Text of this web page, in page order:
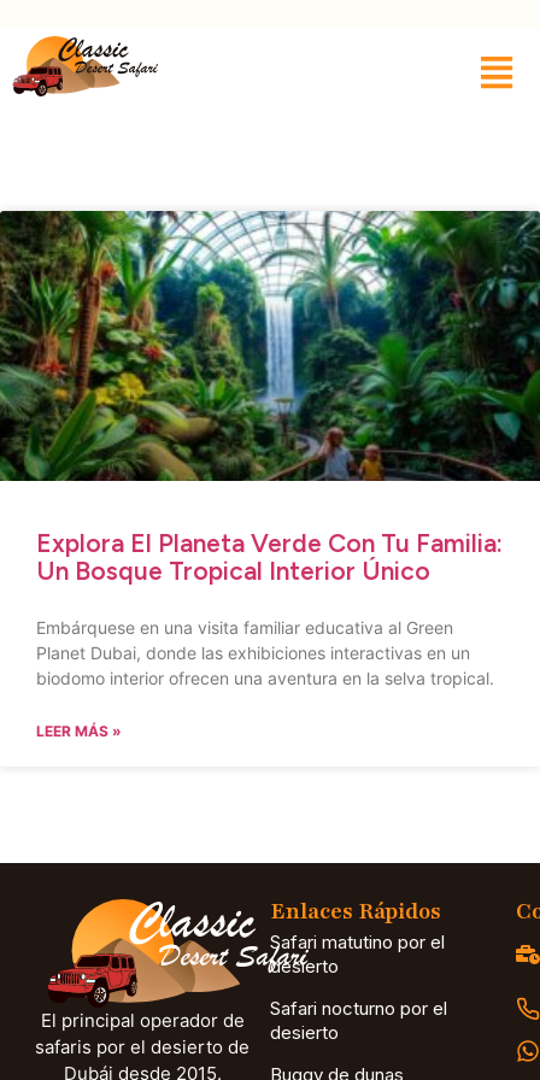
Explora El Planeta Verde Con Tu Familia:
Un Bosque Tropical Interior Único
Embárquese en una visita familiar educativa al Green
Planet Dubai, donde las exhibiciones interactivas en un
biodomo interior ofrecen una aventura en la selva tropical.
LEER MÁS »
El principal operador de
safaris por el desierto de
Dubái desde 2015.
Enlaces Rápidos
Safari matutino por el
desierto
Safari nocturno por el
desierto
Buggy de dunas